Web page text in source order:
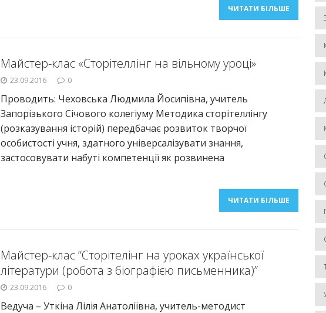
ЧИТАТИ БІЛЬШЕ
Майстер-клас «Сторітеллінг на вільному уроці»
23.09.2016 0
Проводить: Чеховська Людмила Йосипівна, учитель
Запорізького Січового колегіуму Методика сторітеллінгу
(розказування історій) передбачає розвиток творчої
особистості учня, здатного універсалізувати знання,
застосовувати набуті компетенції як розвинена
ЧИТАТИ БІЛЬШЕ
Майстер-клас “Сторітелінг на уроках української
літератури (робота з біографією письменника)”
23.09.2016 0
Ведуча – Уткіна Лілія Анатоліївна, учитель-методист